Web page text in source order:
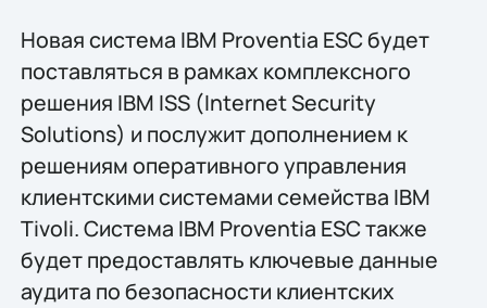
Новая система IBM Proventia ESC будет
поставляться в рамках комплексного
решения IBM ISS (Internet Security
Solutions) и послужит дополнением к
решениям оперативного управления
клиентскими системами семейства IBM
Tivoli. Система IBM Proventia ESC также
будет предоставлять ключевые данные
аудита по безопасности клиентских